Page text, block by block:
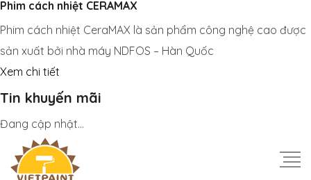
Phim cách nhiệt CERAMAX
Phim cách nhiệt CeraMAX là sản phẩm công nghệ cao được
sản xuất bởi nhà máy NDFOS – Hàn Quốc
Xem chi tiết
Tin khuyến mãi
Đang cập nhật...